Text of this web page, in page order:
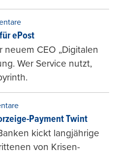
ePost
CEO „Digitalen
Wer Service nutzt,
Payment Twint
kickt langjährige
von Krisen-